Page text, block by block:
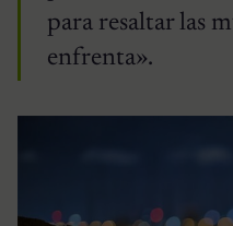
para resaltar las
enfrenta».